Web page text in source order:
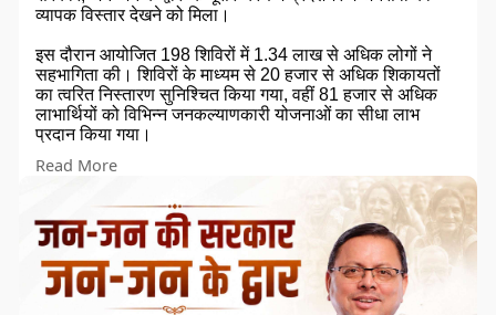
व्यापक विस्तार देखने को मिला।
इस दौरान आयोजित 198 शिविरों में 1.34 लाख से अधिक लोगों ने
सहभागिता की। शिविरों के माध्यम से 20 हजार से अधिक शिकायतों
का त्वरित निस्तारण सुनिश्चित किया गया, वहीं 81 हजार से अधिक
लाभार्थियों को विभिन्न जनकल्याणकारी योजनाओं का सीधा लाभ
प्रदान किया गया।
यह अभियान सरकार की सेवाओं को आमजन के द्वार तक पहुंचाने और
उनकी समस्याओं का त्वरित समाधान सुनिश्चित करने की दिशा में एक
प्रभावी पहल सिद्ध हुआ।
Read More